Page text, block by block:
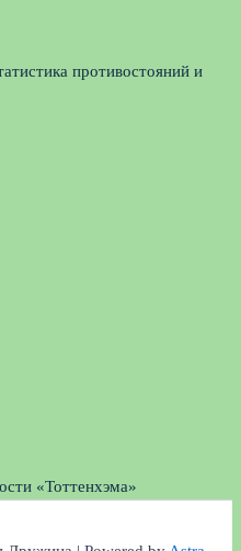
противостояний и
«Тоттенхэма»